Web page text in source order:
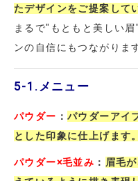
たデザインをご提案して
まるで"もともと美しい
ンの自信にもつながりま
5-1. メニュー
パウダー ：パウダーアイ
とした印象に仕上げます。
パウダー×毛並み ： 眉毛